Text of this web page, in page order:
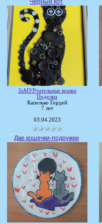
Чёрный кот
ЗаМУРчательные кошки
Поделки
Капелько Гордей
7 лет
03.04.2023
Две кошечки-подружки